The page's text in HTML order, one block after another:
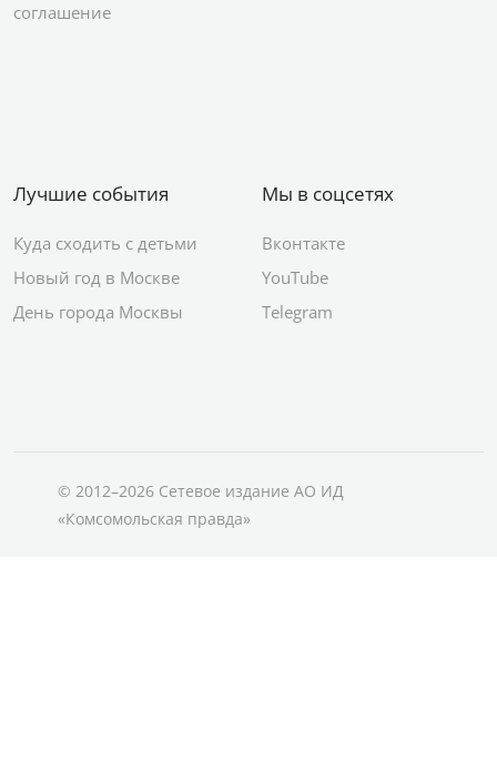
соглашение
Лучшие события
Куда сходить с детьми
Новый год в Москве
День города Москвы
Мы в соцсетях
Вконтакте
YouTube
Telegram
© 2012–2026 Сетевое издание АО ИД
«Комсомольская правда»